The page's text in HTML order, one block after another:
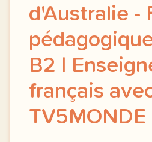
d'Australie -
B2 |
français
TV5MONDE